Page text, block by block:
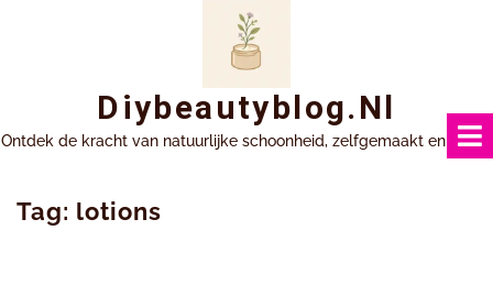
Diybeautyblog.nl
Ontdek de kracht van natuurlijke schoonheid, zelfgemaakt en uniek.
Tag: lotions